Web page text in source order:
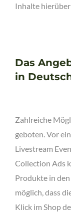
Inhalte hierüber
Das
in
Zahlreiche
geboten. Vor
Livestream
Collection Ads
Produkte in
möglich, dass
Klick im Shop